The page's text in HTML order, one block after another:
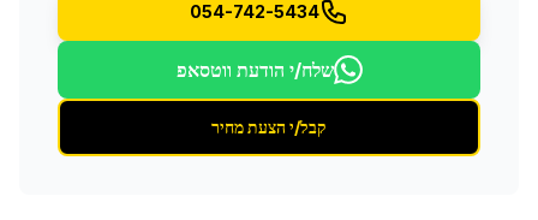
054-742-5434
שלח/י הודעת ווטסאפ
קבל/י הצעת מחיר